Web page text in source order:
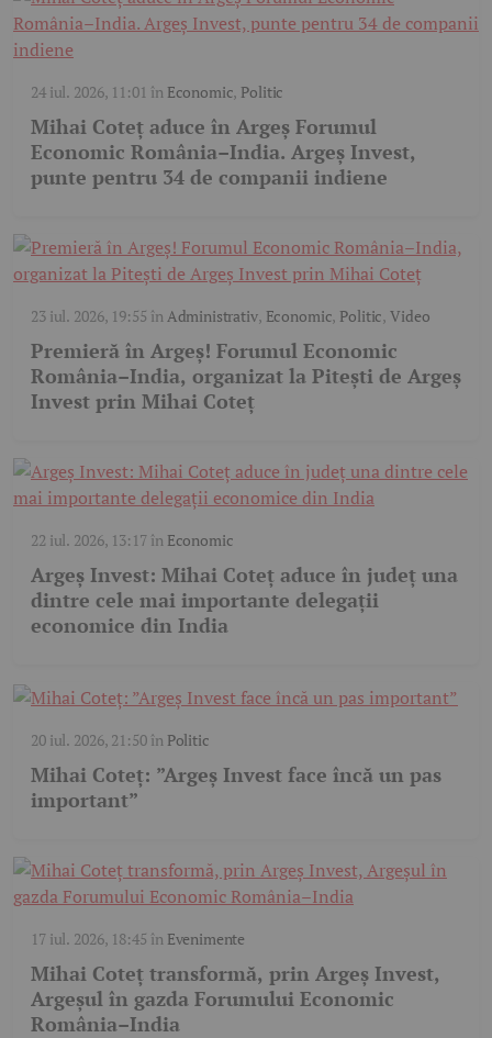
24 iul. 2026, 11:01 în Economic, Politic
Mihai Coteț aduce în Argeș Forumul
Economic România–India. Argeș Invest,
punte pentru 34 de companii indiene
23 iul. 2026, 19:55 înAdministrativ, Economic, Politic,Video
Premieră în Argeș! Forumul Economic
România–India, organizat la Pitești de Argeș
Invest prin Mihai Coteț
22 iul. 2026, 13:17în Economic
Argeș Invest: Mihai Coteț aduce în județ una
dintre cele mai importante delegații
economice din India
20 iul. 2026, 21:50în Politic
Mihai Coteț: ”Argeș Invest face încă un pas
important”
17 iul. 2026, 18:45 în Evenimente
Mihai Coteț transformă, prin Argeș Invest,
Argeșul în gazda Forumului Economic
România–India